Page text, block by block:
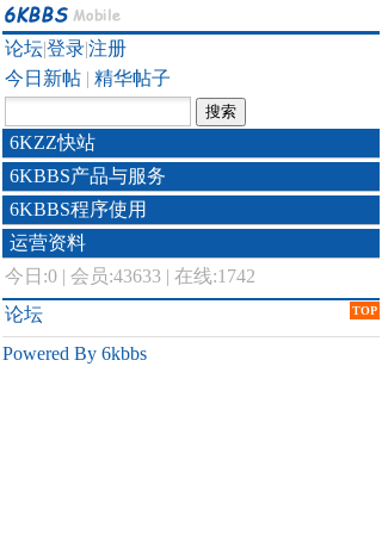
论坛|登录|注册
今日新帖 | 精华帖子
6KZZ快站
6KBBS产品与服务
6KBBS程序使用
运营资料
今日:0 | 会员:43633 | 在线:1742
TOP
论坛
Powered By 6kbbs